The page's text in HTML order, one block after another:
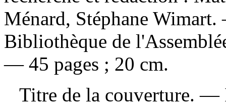
Ménard, Stéphane
Bibliothèque de
— 45 pages ; 20 cm.
Titre de la couverture. —